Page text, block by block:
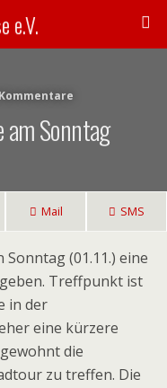
e.V.
am Sonntag
Mail SMS
(01.11.) eine
Treffpunkt ist
in der
eine kürzere
die
zu treffen. Die